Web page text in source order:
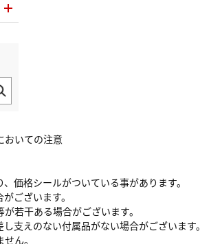
おいての注意
価格シールがついている事があります。
ございます。
若干ある場合がございます。
支えのない付属品がない場合がございます。
ん。